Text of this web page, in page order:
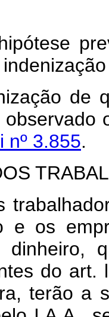
de
observado
nº 3.855.
e os
dinheiro,
do art.
terão a